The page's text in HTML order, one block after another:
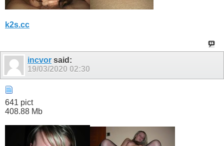
k2s.cc
incvor said:
19/03/2020 02:30
641 pict
408.88 Mb